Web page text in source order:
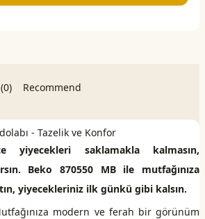
Recommend
- Tazelik ve Konfor
yiyecekleri saklamakla kalmasın,
Beko 870550 MB ile mutfağınıza
yiyecekleriniz ilk günkü gibi kalsın.
modern ve ferah bir görünüm